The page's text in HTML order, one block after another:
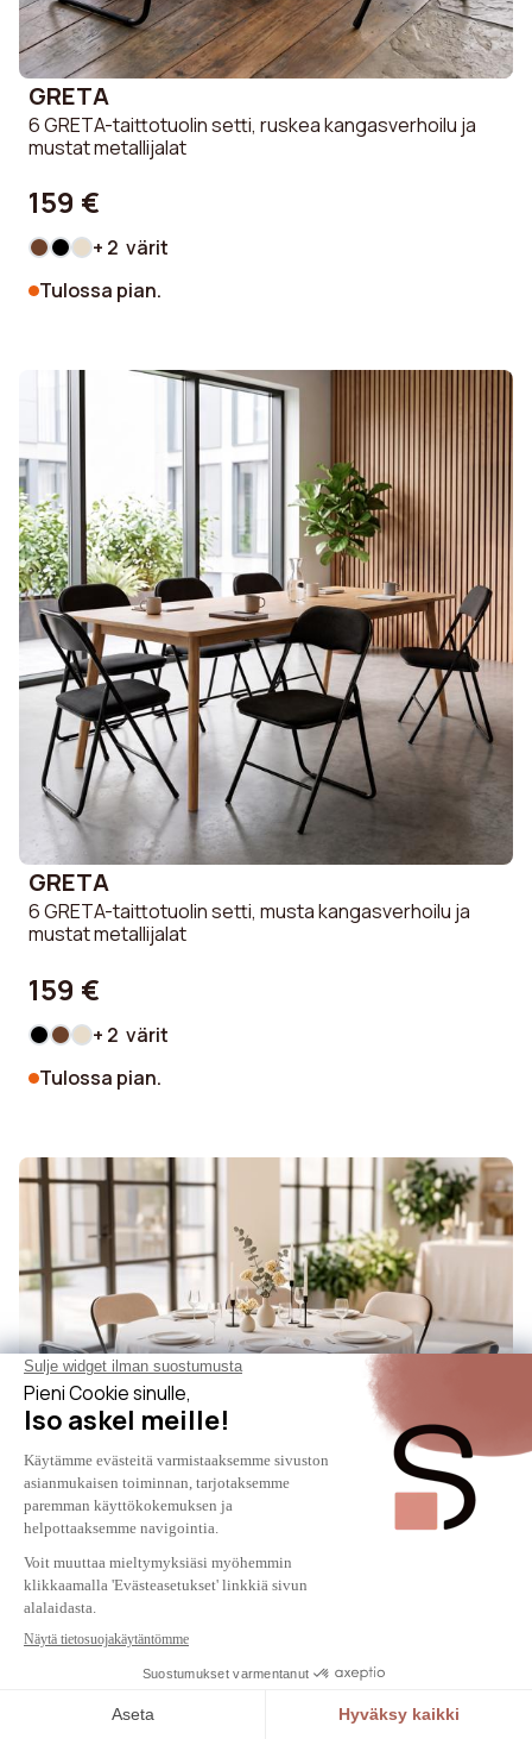
GRETA
6 GRETA-taittotuolin setti, ruskea kangasverhoilu ja
mustat metallijalat
159 €
+ 2 värit
Tulossa pian.
GRETA
6 GRETA-taittotuolin setti, musta kangasverhoilu ja
mustat metallijalat
159 €
+ 2 värit
Tulossa pian.
kangasverhoilu ja mustat metallijalat